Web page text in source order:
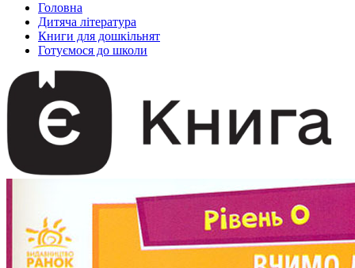
Головна
Дитяча література
Книги для дошкільнят
Готуємося до школи